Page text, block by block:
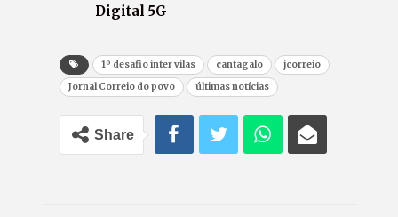
Digital 5G
1º desafio inter vilas cantagalo
jcorreio
Jornal Correio do povo
últimas notícias
Share